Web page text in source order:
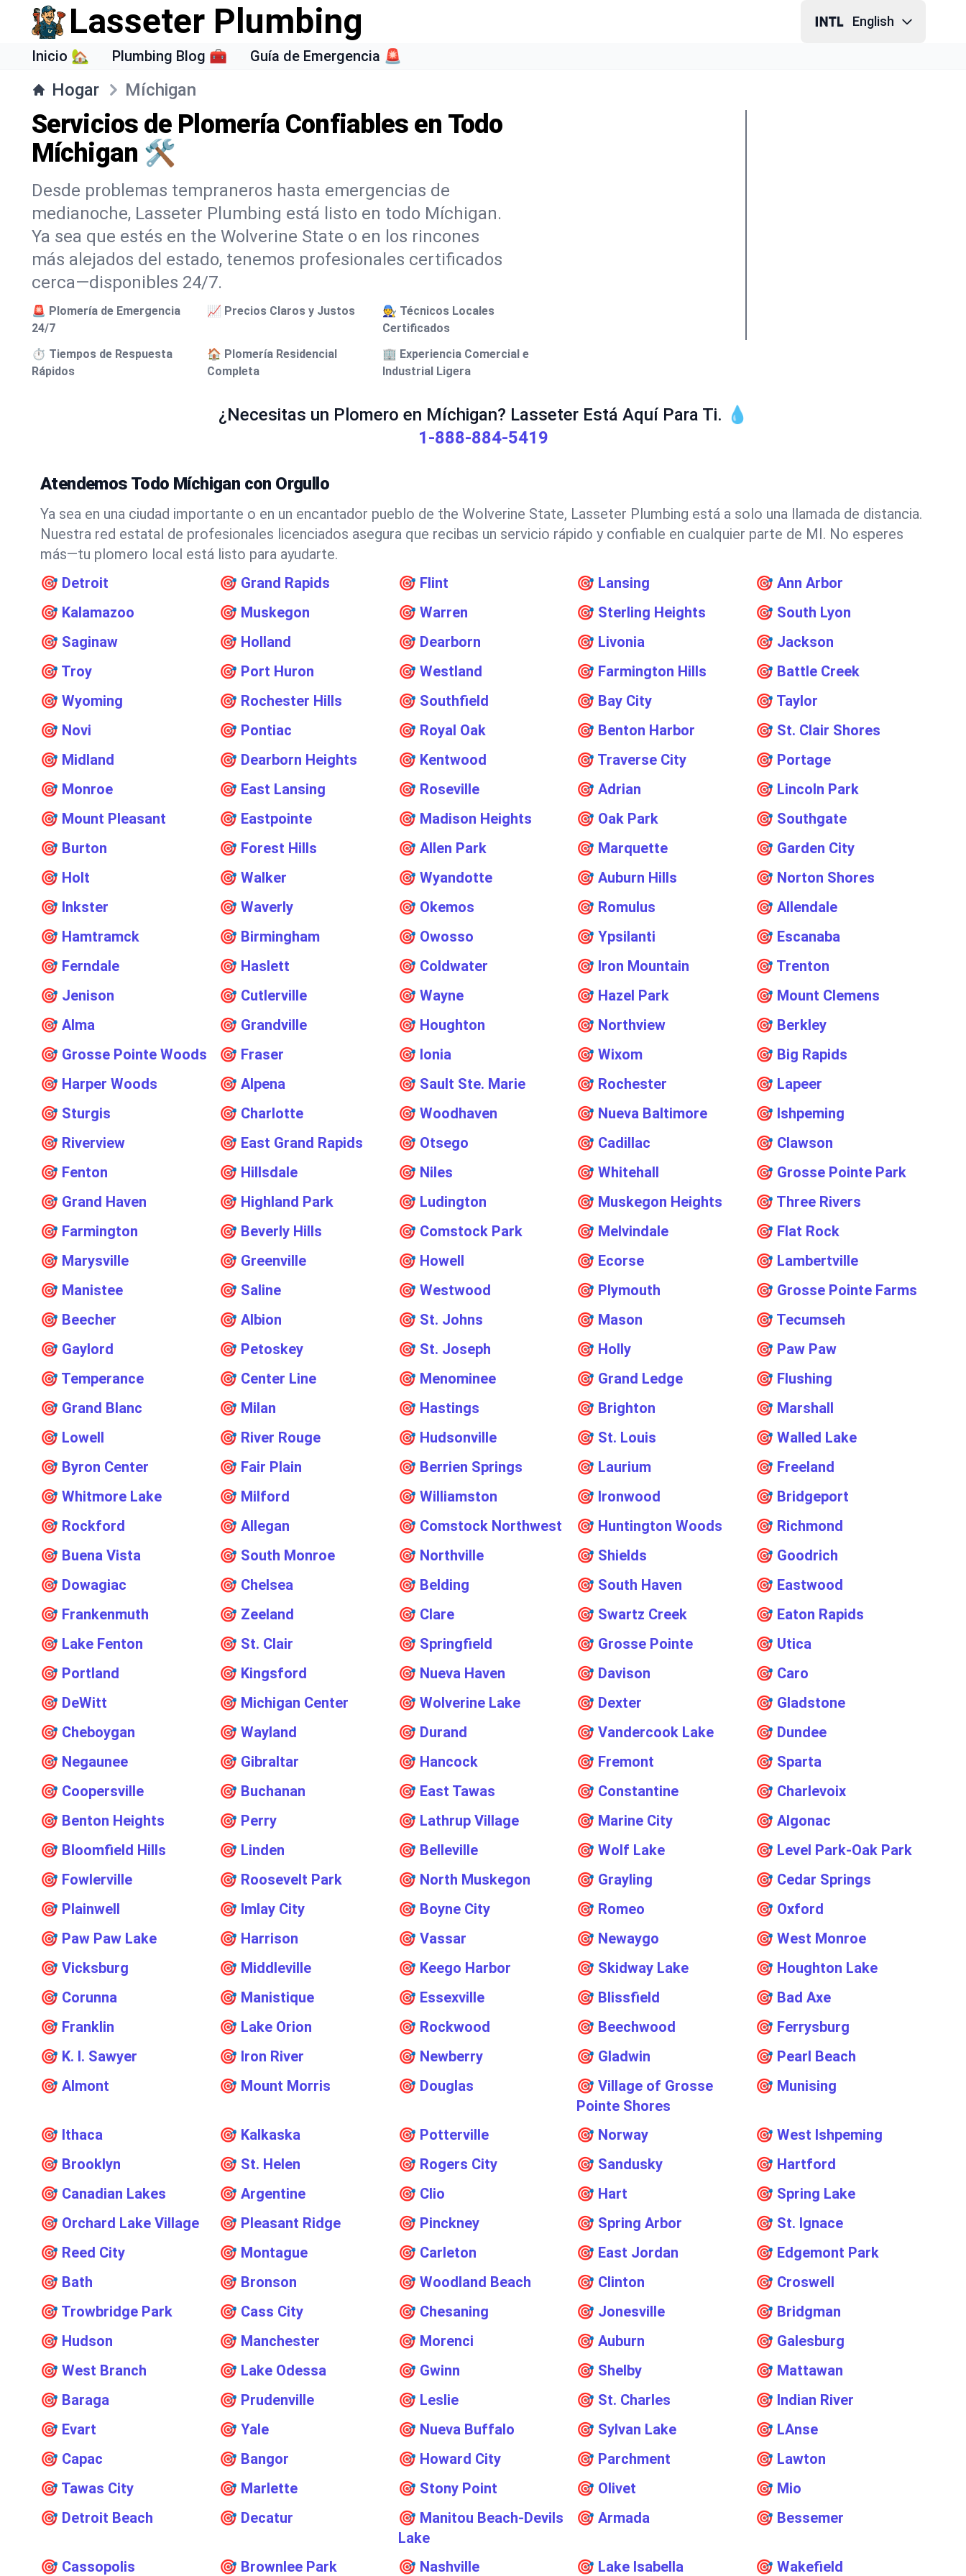
Lasseter Plumbing English
Inicio 🏡 Plumbing Blog 🧰 Guía de Emergencia 🚨
Hogar Míchigan
Servicios de Plomería Confiables en Todo
Míchigan 🛠️
Desde problemas tempraneros hasta emergencias de
medianoche, Lasseter Plumbing está listo en todo Míchigan.
Ya sea que estés en the Wolverine State o en los rincones
más alejados del estado, tenemos profesionales certificados
cerca—disponibles 24/7.
🚨 Plomería de Emergencia
24/7
📈 Precios Claros y Justos
🧑‍🔧 Técnicos Locales
Certificados
⏱️ Tiempos de Respuesta
Rápidos
🏠 Plomería Residencial
Completa
🏢 Experiencia Comercial e
Industrial Ligera
¿Necesitas un Plomero en Míchigan? Lasseter Está Aquí Para Ti. 💧
1-888-884-5419
Atendemos Todo Míchigan con Orgullo
Ya sea en una ciudad importante o en un encantador pueblo de the Wolverine State, Lasseter Plumbing está a solo una llamada de distancia.
Nuestra red estatal de profesionales licenciados asegura que recibas un servicio rápido y confiable en cualquier parte de MI. No esperes
más—tu plomero local está listo para ayudarte.
🎯 Detroit 🎯 Grand Rapids 🎯 Flint 🎯 Lansing 🎯Ann Arbor
🎯 Kalamazoo 🎯 Muskegon 🎯 Warren 🎯 Sterling Heights 🎯 South Lyon
🎯 Saginaw 🎯 Holland 🎯 Dearborn 🎯 Livonia 🎯 Jackson
🎯 Troy 🎯 Port Huron 🎯 Westland 🎯 Farmington Hills 🎯 Battle Creek
🎯 Wyoming 🎯 Rochester Hills 🎯 Southfield 🎯 Bay City 🎯 Taylor
🎯 Novi 🎯 Pontiac 🎯 Royal Oak 🎯 Benton Harbor 🎯 St. Clair Shores
🎯 Midland 🎯 Dearborn Heights 🎯 Kentwood 🎯 Traverse City 🎯 Portage
🎯 Monroe 🎯 East Lansing 🎯 Roseville 🎯Adrian 🎯 Lincoln Park
🎯 Mount Pleasant 🎯 Eastpointe 🎯 Madison Heights 🎯 Oak Park 🎯 Southgate
🎯 Burton 🎯 Forest Hills 🎯 Allen Park 🎯 Marquette 🎯 Garden City
🎯 Holt 🎯 Walker 🎯 Wyandotte 🎯Auburn Hills 🎯 Norton Shores
🎯 Inkster 🎯 Waverly 🎯 Okemos 🎯 Romulus 🎯Allendale
🎯 Hamtramck 🎯 Birmingham 🎯 Owosso 🎯Ypsilanti 🎯 Escanaba
🎯 Ferndale 🎯 Haslett 🎯 Coldwater 🎯 Iron Mountain 🎯 Trenton
🎯 Jenison 🎯 Cutlerville 🎯 Wayne 🎯 Hazel Park 🎯 Mount Clemens
🎯 Alma 🎯 Grandville 🎯 Houghton 🎯 Northview 🎯 Berkley
🎯 Grosse Pointe Woods 🎯 Fraser 🎯 Ionia 🎯Wixom 🎯 Big Rapids
🎯 Harper Woods 🎯 Alpena 🎯 Sault Ste. Marie 🎯 Rochester 🎯 Lapeer
🎯 Sturgis 🎯 Charlotte 🎯 Woodhaven 🎯 Nueva Baltimore 🎯 Ishpeming
🎯 Riverview 🎯 East Grand Rapids 🎯 Otsego 🎯 Cadillac 🎯 Clawson
🎯 Fenton 🎯 Hillsdale 🎯 Niles 🎯Whitehall 🎯 Grosse Pointe Park
🎯 Grand Haven 🎯 Highland Park 🎯 Ludington 🎯 Muskegon Heights 🎯 Three Rivers
🎯 Farmington 🎯 Beverly Hills 🎯 Comstock Park 🎯 Melvindale 🎯 Flat Rock
🎯 Marysville 🎯 Greenville 🎯 Howell 🎯 Ecorse 🎯 Lambertville
🎯 Manistee 🎯 Saline 🎯 Westwood 🎯 Plymouth 🎯 Grosse Pointe Farms
🎯 Beecher 🎯 Albion 🎯 St. Johns 🎯 Mason 🎯 Tecumseh
🎯 Gaylord 🎯 Petoskey 🎯 St. Joseph 🎯 Holly 🎯 Paw Paw
🎯 Temperance 🎯 Center Line 🎯 Menominee 🎯 Grand Ledge 🎯 Flushing
🎯 Grand Blanc 🎯 Milan 🎯 Hastings 🎯 Brighton 🎯 Marshall
🎯 Lowell 🎯 River Rouge 🎯 Hudsonville 🎯 St. Louis 🎯Walled Lake
🎯 Byron Center 🎯 Fair Plain 🎯 Berrien Springs 🎯 Laurium 🎯 Freeland
🎯 Whitmore Lake 🎯 Milford 🎯 Williamston 🎯 Ironwood 🎯 Bridgeport
🎯 Rockford 🎯 Allegan 🎯 Comstock Northwest 🎯 Huntington Woods 🎯 Richmond
🎯 Buena Vista 🎯 South Monroe 🎯 Northville 🎯 Shields 🎯 Goodrich
🎯 Dowagiac 🎯 Chelsea 🎯 Belding 🎯 South Haven 🎯 Eastwood
🎯 Frankenmuth 🎯 Zeeland 🎯 Clare 🎯 Swartz Creek 🎯 Eaton Rapids
🎯 Lake Fenton 🎯 St. Clair 🎯 Springfield 🎯 Grosse Pointe 🎯 Utica
🎯 Portland 🎯 Kingsford 🎯 Nueva Haven 🎯 Davison 🎯 Caro
🎯 DeWitt 🎯 Michigan Center 🎯 Wolverine Lake 🎯 Dexter 🎯 Gladstone
🎯 Cheboygan 🎯 Wayland 🎯 Durand 🎯Vandercook Lake 🎯 Dundee
🎯 Negaunee 🎯 Gibraltar 🎯 Hancock 🎯 Fremont 🎯 Sparta
🎯 Coopersville 🎯 Buchanan 🎯 East Tawas 🎯 Constantine 🎯 Charlevoix
🎯 Benton Heights 🎯 Perry 🎯 Lathrup Village 🎯 Marine City 🎯Algonac
🎯 Bloomfield Hills 🎯 Linden 🎯 Belleville 🎯Wolf Lake 🎯 Level Park-Oak Park
🎯 Fowlerville 🎯 Roosevelt Park 🎯 North Muskegon 🎯 Grayling 🎯 Cedar Springs
🎯 Plainwell 🎯 Imlay City 🎯 Boyne City 🎯 Romeo 🎯 Oxford
🎯 Paw Paw Lake 🎯 Harrison 🎯 Vassar 🎯 Newaygo 🎯West Monroe
🎯 Vicksburg 🎯 Middleville 🎯 Keego Harbor 🎯 Skidway Lake 🎯 Houghton Lake
🎯 Corunna 🎯 Manistique 🎯 Essexville 🎯 Blissfield 🎯 Bad Axe
🎯 Franklin 🎯 Lake Orion 🎯 Rockwood 🎯 Beechwood 🎯 Ferrysburg
🎯 K. I. Sawyer 🎯 Iron River 🎯 Newberry 🎯 Gladwin 🎯 Pearl Beach
🎯 Almont 🎯 Mount Morris 🎯 Douglas 🎯Village of Grosse
Pointe Shores
🎯 Munising
🎯 Ithaca 🎯 Kalkaska 🎯 Potterville 🎯 Norway 🎯West Ishpeming
🎯 Brooklyn 🎯 St. Helen 🎯 Rogers City 🎯 Sandusky 🎯 Hartford
🎯 Canadian Lakes 🎯 Argentine 🎯 Clio 🎯 Hart 🎯 Spring Lake
🎯 Orchard Lake Village 🎯 Pleasant Ridge 🎯 Pinckney 🎯 Spring Arbor 🎯 St. Ignace
🎯 Reed City 🎯 Montague 🎯 Carleton 🎯 East Jordan 🎯 Edgemont Park
🎯 Bath 🎯 Bronson 🎯 Woodland Beach 🎯 Clinton 🎯 Croswell
🎯 Trowbridge Park 🎯 Cass City 🎯 Chesaning 🎯 Jonesville 🎯 Bridgman
🎯 Hudson 🎯 Manchester 🎯 Morenci 🎯Auburn 🎯 Galesburg
🎯 West Branch 🎯 Lake Odessa 🎯 Gwinn 🎯 Shelby 🎯 Mattawan
🎯 Baraga 🎯 Prudenville 🎯 Leslie 🎯 St. Charles 🎯 Indian River
🎯 Evart 🎯 Yale 🎯 Nueva Buffalo 🎯 Sylvan Lake 🎯 LAnse
🎯 Capac 🎯 Bangor 🎯 Howard City 🎯 Parchment 🎯 Lawton
🎯 Tawas City 🎯 Marlette 🎯 Stony Point 🎯 Olivet 🎯 Mio
🎯 Detroit Beach 🎯 Decatur 🎯 Manitou Beach-Devils
Lake
🎯Armada 🎯 Bessemer
🎯 Cassopolis 🎯 Brownlee Park 🎯 Nashville 🎯 Lake Isabella 🎯Wakefield